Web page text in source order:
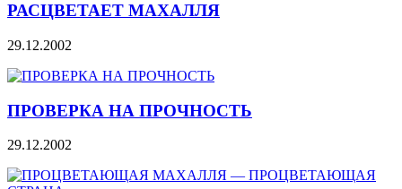
РАСЦВЕТАЕТ МАХАЛЛЯ
29.12.2002
ПРОВЕРКА НА ПРОЧНОСТЬ
29.12.2002